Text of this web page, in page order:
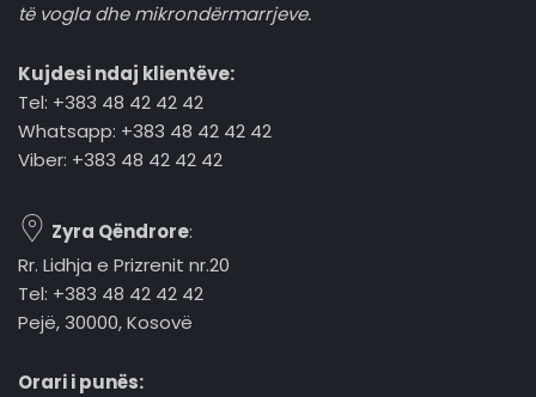
të vogla dhe mikrondërmarrjeve.
Kujdesi ndaj klientëve:
Tel: +383 48 42 42 42
Whatsapp: +383 48 42 42 42
Viber: +383 48 42 42 42
Zyra Qëndrore:
Rr. Lidhja e Prizrenit nr.20
Tel: +383 48 42 42 42
Pejë, 30000, Kosovë
Orari i punës: